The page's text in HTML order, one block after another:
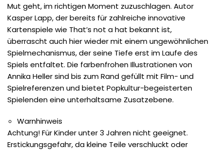
Mut geht, im richtigen Moment zuzuschlagen. Autor
Kasper Lapp, der bereits für zahlreiche innovative
Kartenspiele wie That’s not a hat bekannt ist,
überrascht auch hier wieder mit einem ungewöhnlichen
Spielmechanismus, der seine Tiefe erst im Laufe des
Spiels entfaltet. Die farbenfrohen Illustrationen von
Annika Heller sind bis zum Rand gefüllt mit Film- und
Spielreferenzen und bietet Popkultur-begeisterten
Spielenden eine unterhaltsame Zusatzebene.
Warnhinweis
Achtung! Für Kinder unter 3 Jahren nicht geeignet.
Erstickungsgefahr, da kleine Teile verschluckt oder